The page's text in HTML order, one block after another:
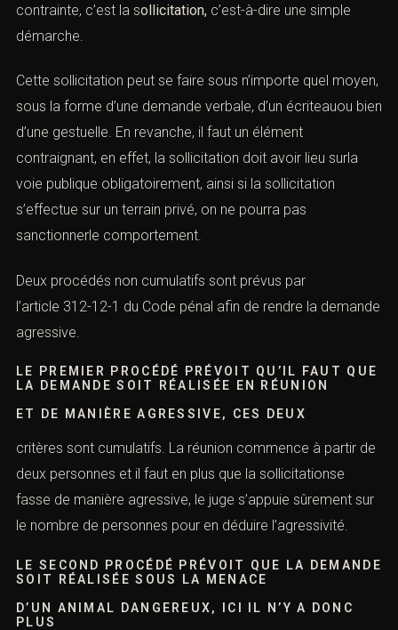
contrainte, c’est la sollicitation, c’est-à-dire une simple
démarche.
Cette sollicitation peut se faire sous n’importe quel moyen,
sous la forme d’une demande verbale, d’un écriteauou bien
d’une gestuelle. En revanche, il faut un élément
contraignant, en effet, la sollicitation doit avoir lieu surla
voie publique obligatoirement, ainsi si la sollicitation
s’effectue sur un terrain privé, on ne pourra pas
sanctionnerle comportement.
Deux procédés non cumulatifs sont prévus par
l’article 312-12-1 du Code pénal afin de rendre la demande
agressive.
LE PREMIER PROCÉDÉ PRÉVOIT QU’IL FAUT QUE
LA DEMANDE SOIT RÉALISÉE EN RÉUNION
ET DE MANIÈRE AGRESSIVE, CES DEUX
critères sont cumulatifs. La réunion commence à partir de
deux personnes et il faut en plus que la sollicitationse
fasse de manière agressive, le juge s’appuie sûrement sur
le nombre de personnes pour en déduire l’agressivité.
LE SECOND PROCÉDÉ PRÉVOIT QUE LA DEMANDE
SOIT RÉALISÉE SOUS LA MENACE
D’UN ANIMAL DANGEREUX, ICI IL N’Y A DONC
PLUS